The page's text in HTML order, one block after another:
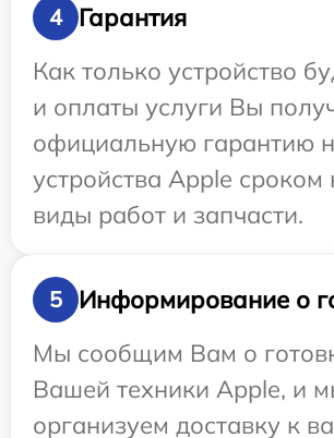
4
Гарантия
Как только устройство
и оплаты услуги Вы
официальную гарантию
устройства Apple сроком
виды работ и запчасти.
5
Информирование о
Мы сообщим Вам о
Вашей техники Apple, и
организуем доставку к